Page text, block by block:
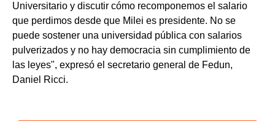
Universitario y discutir cómo recomponemos el salario
que perdimos desde que Milei es presidente. No se
puede sostener una universidad pública con salarios
pulverizados y no hay democracia sin cumplimiento de
las leyes", expresó el secretario general de Fedun,
Daniel Ricci.